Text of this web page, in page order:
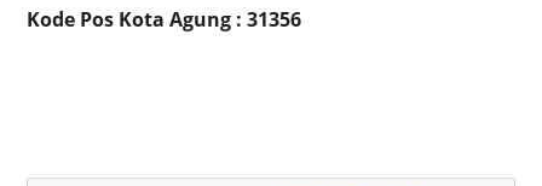
Kode Pos Kota Agung : 31356